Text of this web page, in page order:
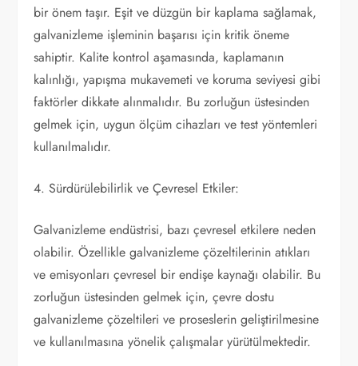
bir önem taşır. Eşit ve düzgün bir kaplama sağlamak,
galvanizleme işleminin başarısı için kritik öneme
sahiptir. Kalite kontrol aşamasında, kaplamanın
kalınlığı, yapışma mukavemeti ve koruma seviyesi gibi
faktörler dikkate alınmalıdır. Bu zorluğun üstesinden
gelmek için, uygun ölçüm cihazları ve test yöntemleri
kullanılmalıdır.
4. Sürdürülebilirlik ve Çevresel Etkiler:
Galvanizleme endüstrisi, bazı çevresel etkilere neden
olabilir. Özellikle galvanizleme çözeltilerinin atıkları
ve emisyonları çevresel bir endişe kaynağı olabilir. Bu
zorluğun üstesinden gelmek için, çevre dostu
galvanizleme çözeltileri ve proseslerin geliştirilmesine
ve kullanılmasına yönelik çalışmalar yürütülmektedir.